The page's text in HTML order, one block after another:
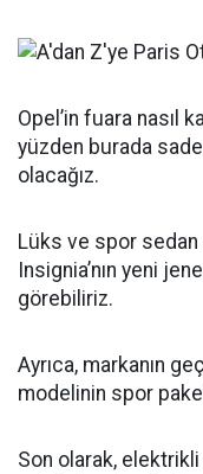
Opel’in fuara nasıl
yüzden burada
olacağız.
Lüks ve spor sedan
Insignia’nın yeni
görebiliriz.
Ayrıca, markanın
modelinin spor
Son olarak,